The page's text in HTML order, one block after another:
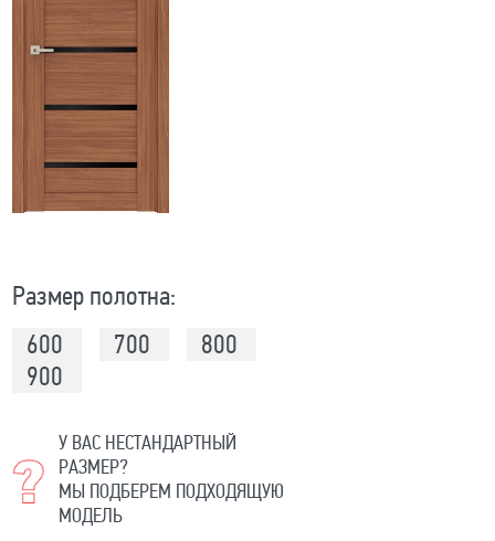
Размер полотна:
600
700
800
900
У ВАС НЕСТАНДАРТНЫЙ
РАЗМЕР?
МЫ ПОДБЕРЕМ ПОДХОДЯЩУЮ
МОДЕЛЬ